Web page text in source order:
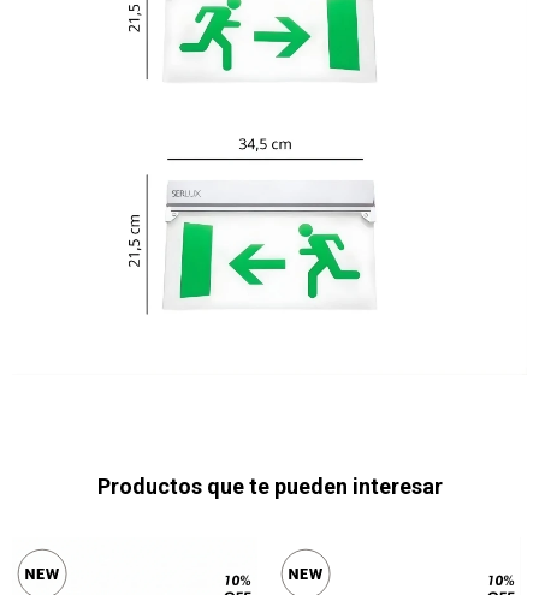
Productos que te pueden interesar